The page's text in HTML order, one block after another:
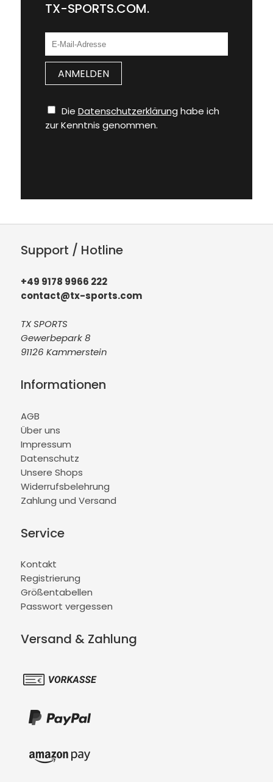
TX-SPORTS.COM.
Die Datenschutzerklärung habe ich
zur Kenntnis genommen.
Support / Hotline
+49 9178 9966 222
contact@tx-sports.com
TX SPORTS
Gewerbepark 8
91126 Kammerstein
Informationen
AGB
Über uns
Impressum
Datenschutz
Unsere Shops
Widerrufsbelehrung
Zahlung und Versand
Service
Kontakt
Registrierung
Größentabellen
Passwort vergessen
Versand & Zahlung